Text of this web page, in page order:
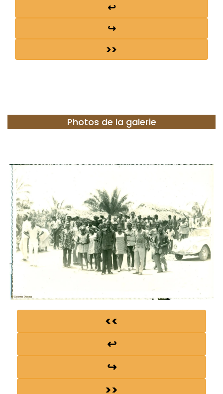
↩
↪
>>
Photos de la galerie
<<
↩
↪
>>